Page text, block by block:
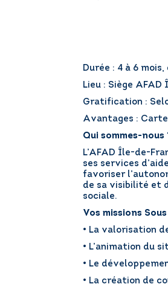
Durée : 4 à 6
Lieu : Siège
Gratification :
Avantages : Carte
Qui sommes-nous
L’AFAD Île-de-
ses services
favoriser
de sa visibilité et
sociale.
Vos missions
• La valorisation
• L’animation du
• Le
• La création de